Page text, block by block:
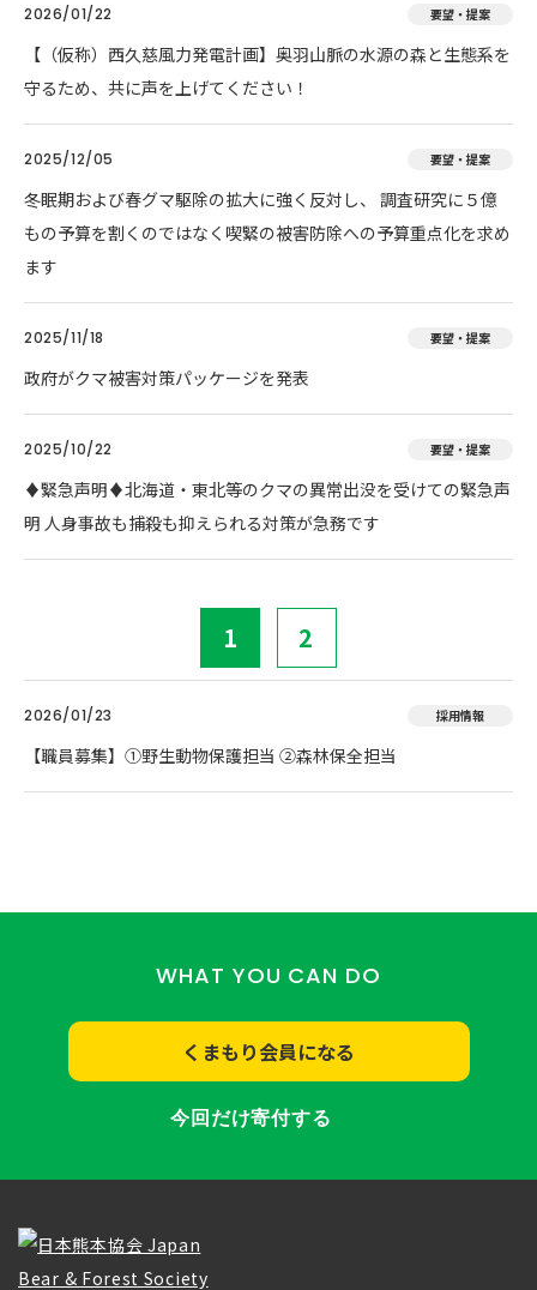
2026/01/22 要望・提案
【（仮称）西久慈風力発電計画】奥羽山脈の水源の森と生態系を
守るため、共に声を上げてください！
2025/12/05 要望・提案
冬眠期および春グマ駆除の拡大に強く反対し、 調査研究に５億
もの予算を割くのではなく喫緊の被害防除への予算重点化を求め
ます
2025/11/18 要望・提案
政府がクマ被害対策パッケージを発表
2025/10/22 要望・提案
♦️緊急声明♦️北海道・東北等のクマの異常出没を受けての緊急声
明 人身事故も捕殺も抑えられる対策が急務です
1 2
2026/01/23 採用情報
【職員募集】①野生動物保護担当 ②森林保全担当
WHAT YOU CAN DO
くまもり会員になる
今回だけ寄付する